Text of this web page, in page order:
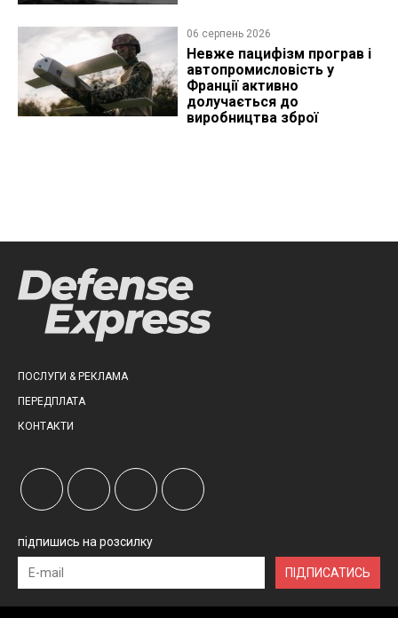
06 серпень 2026
Невже пацифізм програв і
автопромисловість у
Франції активно
долучається до
виробництва зброї
ПОСЛУГИ & РЕКЛАМА
ПЕРЕДПЛАТА
КОНТАКТИ
підпишись на розсилку
ПІДПИСАТИСЬ